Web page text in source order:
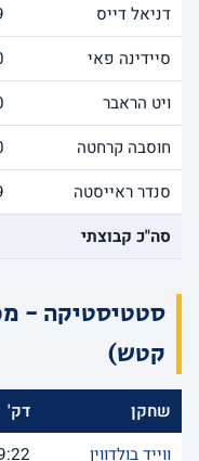
דניאל דייס
סיידינה פאי
ויט הראבר
חוסבה קרחטה
סנדר ראייסטה
סה"כ קבוצתי
סטטיסטיקה -
קטש)
שחקן דק'
ווייד בולדווין